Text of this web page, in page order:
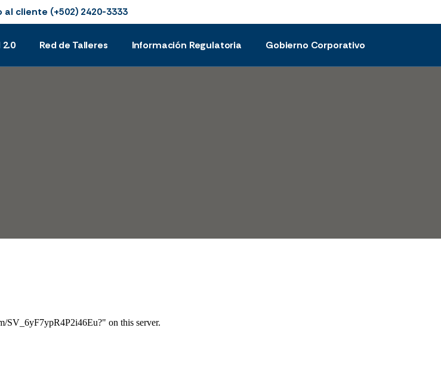
al cliente (+502) 2420-3333
2.0 Red de Talleres Información Regulatoria Gobierno Corporativo